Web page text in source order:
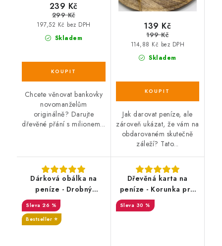
Skladem
197,52 Kč bez DPH
239 Kč
299 Kč
Chcete věnovat bankovky
novomanželům
originálně? Darujte
dřevěné přání s milionem...
Skladem
114,88 Kč bez DPH
139 Kč
199 Kč
Jak darovat peníze, ale
zároveň ukázat, že vám na
obdarovaném skutečně
záleží? Tato...
Dárková obálka na
peníze - Drobný
příspěvek na tvoje
splněné sny
26 %
Bestseller ⭐️
Dřevěná karta na
peníze - Korunka pro
Princeznu
30 %